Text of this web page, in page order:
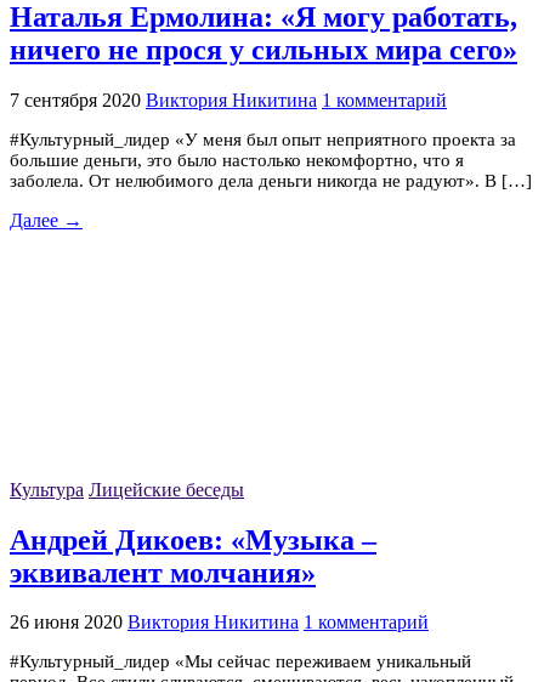
Наталья Ермолина: «Я могу работать,
ничего не прося у сильных мира сего»
7 сентября 2020 Виктория Никитина 1 комментарий
#Культурный_лидер «У меня был опыт неприятного проекта за
большие деньги, это было настолько некомфортно, что я
заболела. От нелюбимого дела деньги никогда не радуют». В […]
Далее →
Культура Лицейские беседы
Андрей Дикоев: «Музыка –
эквивалент молчания»
26 июня 2020 Виктория Никитина 1 комментарий
#Культурный_лидер «Мы сейчас переживаем уникальный